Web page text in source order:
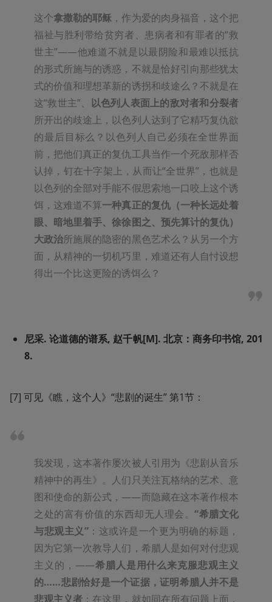
这个拿撒勒的耶稣 ，作为爱的肉身福音，这个把
福祉与胜利带给贫穷者、患病者和有罪者的“救
世主”——他难道不就是以最阴险和最难以抵抗
的形式所施与的诱惑，不就是恰好引向那些犹太
式的价值和理想革新的诱拐和歧途么？不就是在
这“救世主”、
以色列人表面上的敌对者和分裂者
所开出的歧途上，以色列人达到了它精巧复仇欲
的最后目标么？以色列人自己必须在全世界面
前，把他们真正的复仇工具当作一个死敌那样否
认掉，钉在十字架上，从而让“全世界”，也就是
以色列的全部对手能不假思索地一口咬上这个诱
饵，这难道不算一种真正的复仇（一种长远处着
眼、暗地里着手、徐徐图之、预先算计的复仇）
大政治所施展的隐密的黑色艺术么？从另一个方
面，从精神的一切机巧里，难道还有人自忖设想
得出一个比这更险的诱饵么？
尼采. 论道德的谱系, 赵千帆[M]. 北京：商务印书馆, 201
8.
[7] 可见《瞧，这个人》“悲剧的诞生” 第1节：
我发现，这本著作屡次被人引用为《悲剧从音乐
精神中的再生》。人们只关注瓦格纳的艺术、意
图和使命的新公式，——而隐藏在这本著作根本
之处的富有价值的东西却无人理会。 “希腊文化
与悲观主义”：这或许是一个更为明确的标题，
因为它第一次教导人们，希腊人是如何对付悲观
主义的，——希腊人是用什么来克服悲观主义
的……悲剧恰好是一个证据，证明希腊人并不是
悲观主义者 ：在这里，就如同在所有问题上面，